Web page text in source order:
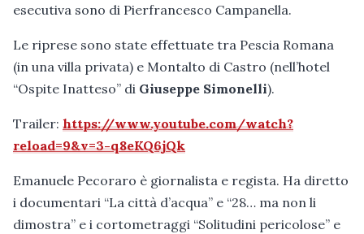
esecutiva sono di Pierfrancesco Campanella.
Le riprese sono state effettuate tra Pescia Romana
(in una villa privata) e Montalto di Castro (nell’hotel
“Ospite Inatteso” di Giuseppe Simonelli).
Trailer: https://www.youtube.com/watch?
reload=9&v=3-q8eKQ6jQk
Emanuele Pecoraro è giornalista e regista. Ha diretto
i documentari “La città d’acqua” e “28… ma non li
dimostra” e i cortometraggi “Solitudini pericolose” e